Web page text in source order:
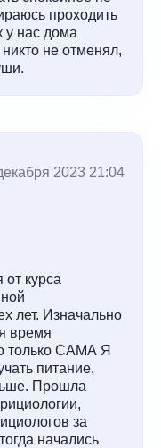
проходить
у нас дома
не отменял,
2023 21:04
курса
лет. Изначально
время
только САМА Я
питание,
Прошла
за
начались